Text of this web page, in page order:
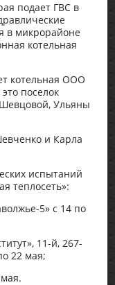
подает ГВС в
в микрорайоне
котельная
котельная ООО
поселок
Ульяны
и Карла
испытаний
теплосеть»:
5» с 14 по
11-й, 267-
22 мая;